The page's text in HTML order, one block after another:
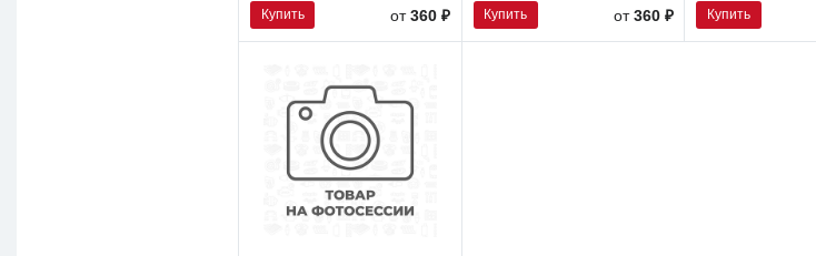
Купить от360 ₽ Купить от 360 ₽ Купить